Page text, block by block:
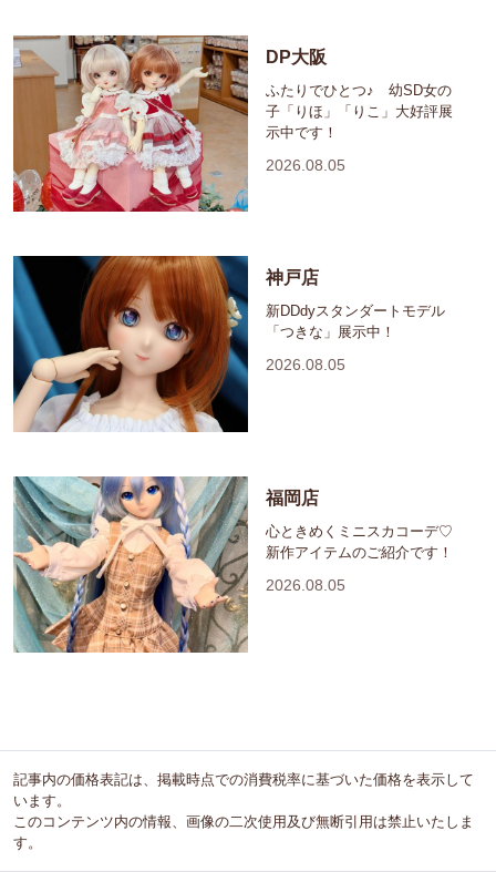
DP大阪
ふたりでひとつ♪ 幼SD女の
子「りほ」「りこ」大好評展
示中です！
2026.08.05
神戸店
新DDdyスタンダートモデル
「つきな」展示中！
2026.08.05
福岡店
心ときめくミニスカコーデ♡
新作アイテムのご紹介です！
2026.08.05
記事内の価格表記は、掲載時点での消費税率に基づいた価格を表示して
います。
このコンテンツ内の情報、画像の二次使用及び無断引用は禁止いたしま
す。